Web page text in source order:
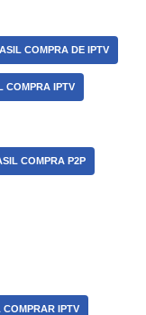
COMPRA DE IPTV
COMPRA IPTV
COMPRA P2P
IPTV